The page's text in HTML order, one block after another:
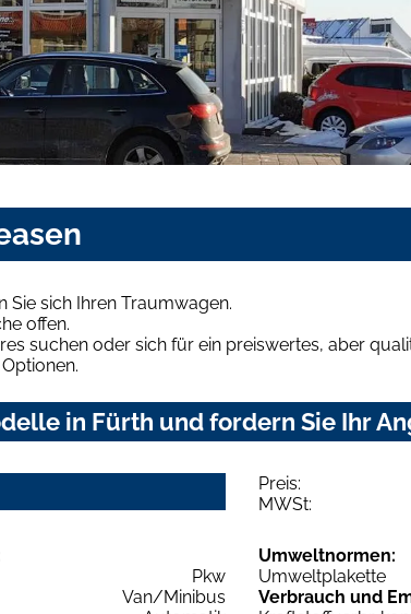
Sie sich Ihren Traumwagen.
offen.
suchen oder sich für ein preiswertes, aber
in Fürth und fordern Sie Ihr
Preis:
MWSt:
Pkw
Van/Minibus
Umweltnormen:
Umweltplakette
Verbrauch und